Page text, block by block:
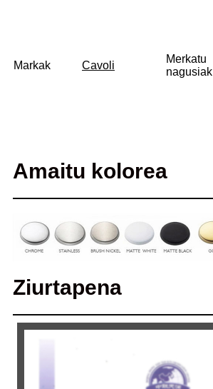
Markak Cavoli
Merkatu
nagusiak
Amaitu kolorea
Ziurtapena